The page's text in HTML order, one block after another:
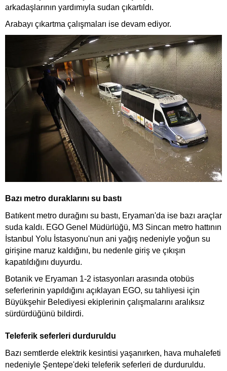
arkadaşlarının yardımıyla sudan çıkartıldı.
Arabayı çıkartma çalışmaları ise devam ediyor.
Bazı metro duraklarını su bastı
Batıkent metro durağını su bastı, Eryaman'da ise bazı araçlar
suda kaldı. EGO Genel Müdürlüğü, M3 Sincan metro hattının
İstanbul Yolu İstasyonu'nun ani yağış nedeniyle yoğun su
girişine maruz kaldığını, bu nedenle giriş ve çıkışın
kapatıldığını duyurdu.
Botanik ve Eryaman 1-2 istasyonları arasında otobüs
seferlerinin yapıldığını açıklayan EGO, su tahliyesi için
Büyükşehir Belediyesi ekiplerinin çalışmalarını aralıksız
sürdürdüğünü bildirdi.
Teleferik seferleri durduruldu
Bazı semtlerde elektrik kesintisi yaşanırken, hava muhalefeti
nedeniyle Şentepe'deki teleferik seferleri de durduruldu.